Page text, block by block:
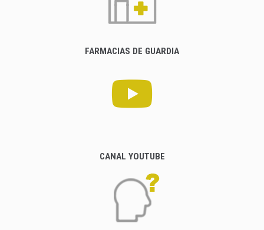
FARMACIAS DE GUARDIA
CANAL YOUTUBE